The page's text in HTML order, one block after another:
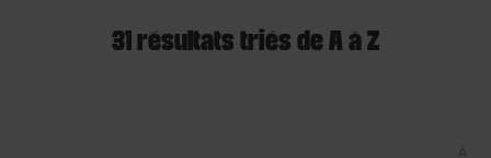
31 résultats triés de A à Z
A